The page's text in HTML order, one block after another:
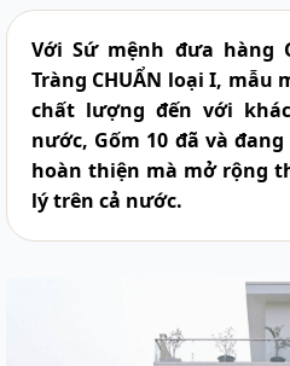
Với Sứ mệnh đưa hàng
Tràng CHUẨN loại I, mẫu
chất lượng đến với
nước, Gốm 10 đã và
hoàn thiện mà mở rộng
lý trên cả nước.